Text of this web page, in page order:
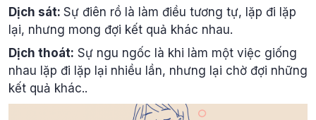
Dịch sát: Sự điên rồ là làm điều tương tự, lặp đi lặp
lại, nhưng mong đợi kết quả khác nhau.
Dịch thoát: Sự ngu ngốc là khi làm một việc giống
nhau lặp đi lặp lại nhiều lần, nhưng lại chờ đợi những
kết quả khác..